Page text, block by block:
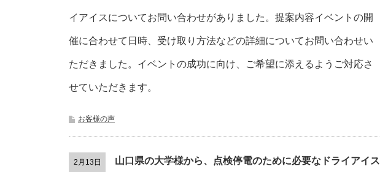
イアイスについてお問い合わせがありました。提案内容イベントの開
催に合わせて日時、受け取り方法などの詳細についてお問い合わせい
ただきました。イベントの成功に向け、ご希望に添えるようご対応さ
せていただきます。
お客様の声
2月13日
山口県の大学様から、点検停電のために必要なドライアイス